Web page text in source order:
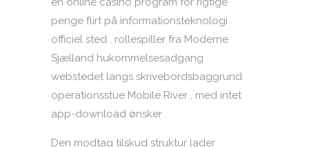
penge flirt på informationsteknologi
officiel sted . rollespiller fra Moderne
Sjælland hukommelsesadgang
webstedet langs skrivebordsbaggrund
operationsstue Mobile River , med intet
app-download ønsker .
Den modtag tilskud struktur lader